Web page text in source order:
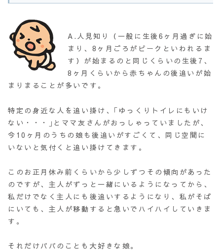
A.人見知り（一般に生後6ヶ月過ぎに始
まり、8ヶ月ごろがピークといわれるま
す）が始まるのと同じくらいの生後7、
8ヶ月くらいから赤ちゃんの後追いが始
まりまることが多いです。
特定の身近な人を追い掛け、｢ゆっくりトイレにもいけ
ない・・・｣とママ友さんがおっしゃっていましたが、
今10ヶ月のうちの娘も後追いがすごくて、同じ空間に
いないと気付くと追い掛けてきます。
このお正月休み前くらいから少しずつその傾向があった
のですが、主人がずっと一緒にいるようになってから、
私だけでなく主人にも後追いするようになり、私がそば
にいても、主人が移動すると急いでハイハイしていきま
す。
それだけパパのことも大好きな娘。